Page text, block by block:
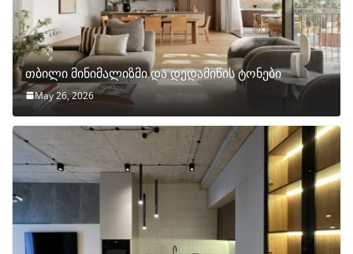
თბილი მინიმალიზმი და დედამიწის ტონები
May 26, 2026